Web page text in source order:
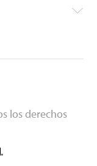
los derechos